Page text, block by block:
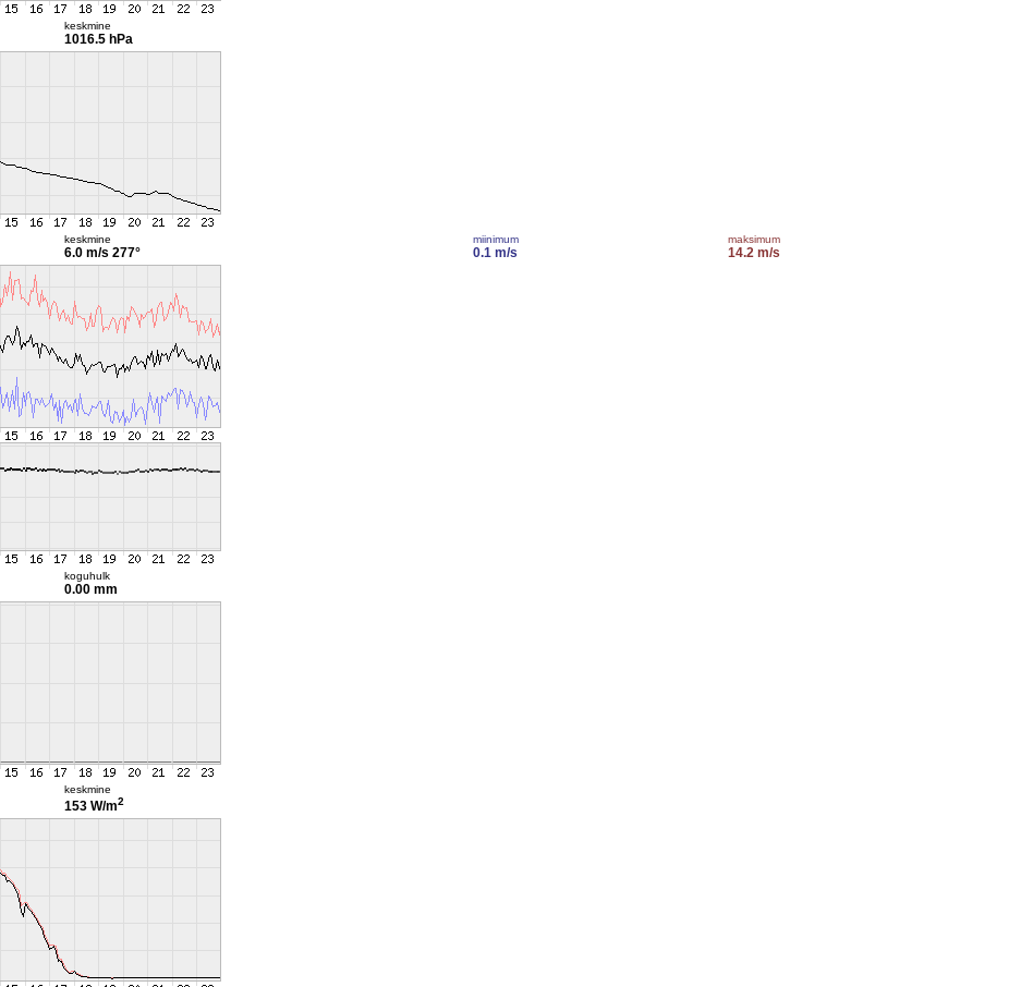
keskmine
1016.5 hPa
keskmine
6.0 m/s 277°
miinimum
0.1 m/s
maksimum
14.2 m/s
koguhulk
0.00 mm
keskmine
153 W/m2